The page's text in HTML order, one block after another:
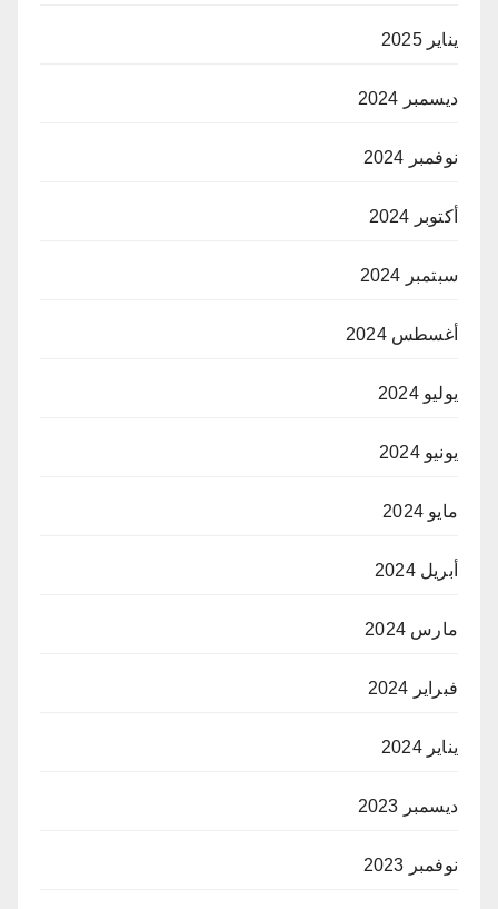
يناير 2025
ديسمبر 2024
نوفمبر 2024
أكتوبر 2024
سبتمبر 2024
أغسطس 2024
يوليو 2024
يونيو 2024
مايو 2024
أبريل 2024
مارس 2024
فبراير 2024
يناير 2024
ديسمبر 2023
نوفمبر 2023